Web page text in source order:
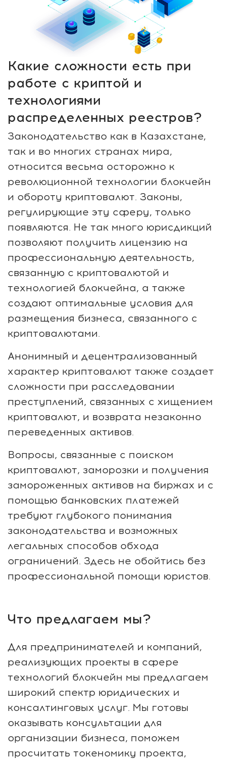
Какие сложности есть при
работе с криптой и
технологиями
распределенных реестров?
Законодательство как в Казахстане,
так и во многих странах мира,
относится весьма осторожно к
революционной технологии блокчейн
и обороту криптовалют. Законы,
регулирующие эту сферу, только
появляются. Не так много юрисдикций
позволяют получить лицензию на
профессиональную деятельность,
связанную с криптовалютой и
технологией блокчейна, а также
создают оптимальные условия для
размещения бизнеса, связанного с
криптовалютами.
Анонимный и децентрализованный
характер криптовалют также создает
сложности при расследовании
преступлений, связанных с хищением
криптовалют, и возврата незаконно
переведенных активов.
Вопросы, связанные с поиском
криптовалют, заморозки и получения
замороженных активов на биржах и с
помощью банковских платежей
требуют глубокого понимания
законодательства и возможных
легальных способов обхода
ограничений. Здесь не обойтись без
профессиональной помощи юристов.
Что предлагаем мы?
Для предпринимателей и компаний,
реализующих проекты в сфере
технологий блокчейн мы предлагаем
широкий спектр юридических и
консалтинговых услуг. Мы готовы
оказывать консультации для
организации бизнеса, поможем
просчитать токеномику проекта,